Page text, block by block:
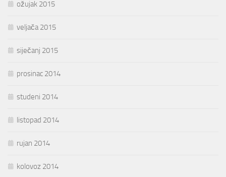
ožujak 2015
veljača 2015
siječanj 2015
prosinac 2014
studeni 2014
listopad 2014
rujan 2014
kolovoz 2014